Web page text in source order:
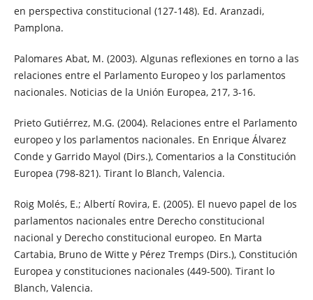
en perspectiva constitucional (127-148). Ed. Aranzadi,
Pamplona.
Palomares Abat, M. (2003). Algunas reflexiones en torno a las
relaciones entre el Parlamento Europeo y los parlamentos
nacionales. Noticias de la Unión Europea, 217, 3-16.
Prieto Gutiérrez, M.G. (2004). Relaciones entre el Parlamento
europeo y los parlamentos nacionales. En Enrique Álvarez
Conde y Garrido Mayol (Dirs.), Comentarios a la Constitución
Europea (798-821). Tirant lo Blanch, Valencia.
Roig Molés, E.; Albertí Rovira, E. (2005). El nuevo papel de los
parlamentos nacionales entre Derecho constitucional
nacional y Derecho constitucional europeo. En Marta
Cartabia, Bruno de Witte y Pérez Tremps (Dirs.), Constitución
Europea y constituciones nacionales (449-500). Tirant lo
Blanch, Valencia.